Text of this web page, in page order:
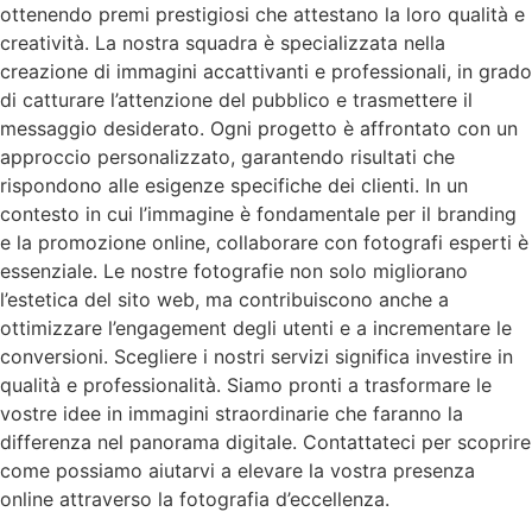
ottenendo premi prestigiosi che attestano la loro qualità e
creatività. La nostra squadra è specializzata nella
creazione di immagini accattivanti e professionali, in grado
di catturare l’attenzione del pubblico e trasmettere il
messaggio desiderato. Ogni progetto è affrontato con un
approccio personalizzato, garantendo risultati che
rispondono alle esigenze specifiche dei clienti. In un
contesto in cui l’immagine è fondamentale per il branding
e la promozione online, collaborare con fotografi esperti è
essenziale. Le nostre fotografie non solo migliorano
l’estetica del sito web, ma contribuiscono anche a
ottimizzare l’engagement degli utenti e a incrementare le
conversioni. Scegliere i nostri servizi significa investire in
qualità e professionalità. Siamo pronti a trasformare le
vostre idee in immagini straordinarie che faranno la
differenza nel panorama digitale. Contattateci per scoprire
come possiamo aiutarvi a elevare la vostra presenza
online attraverso la fotografia d’eccellenza.